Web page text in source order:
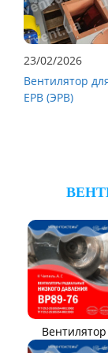
23/02/2026
Вентилятор
ЕРВ (ЭРВ)